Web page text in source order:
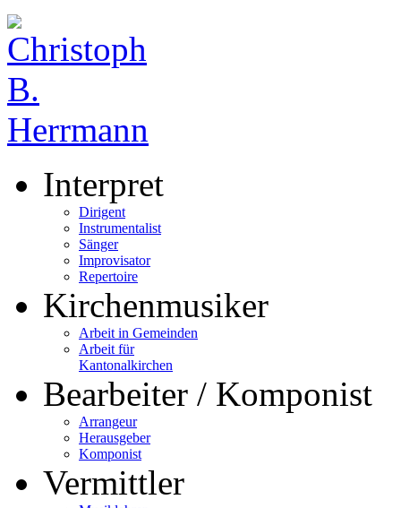
Interpret
Dirigent
Instrumentalist
Sänger
Improvisator
Repertoire
Kirchenmusiker
Arbeit in Gemeinden
Arbeit für
Kantonalkirchen
Bearbeiter / Komponist
Arrangeur
Herausgeber
Komponist
Vermittler